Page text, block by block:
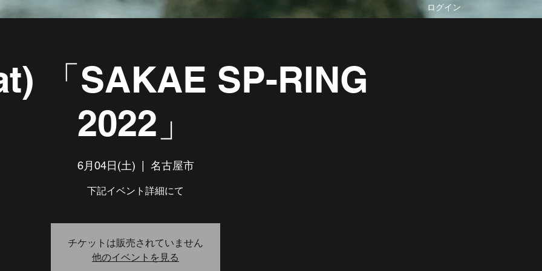
ログイン
「SAKAE SP-RING
2022」
6月04日(土) 名古屋市
下記イベント詳細にて
チケットは販売されていません
他のイベントを見る